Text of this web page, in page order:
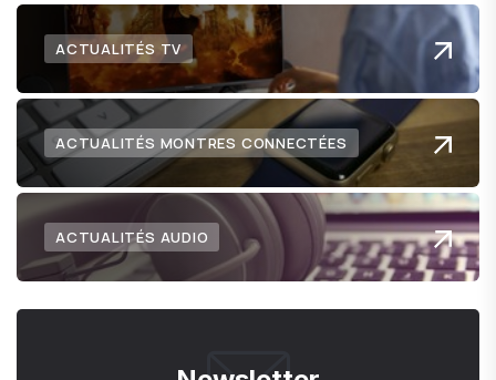
ACTUALITÉS TV
ACTUALITÉS MONTRES CONNECTÉES
ACTUALITÉS AUDIO